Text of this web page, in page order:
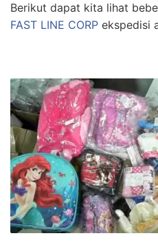
Berikut dapat kita lihat
FAST LINE CORP ekspedisi